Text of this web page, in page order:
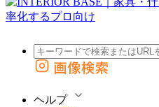
外部サイトの商品をカートに追加
画像検索
ヘルプ